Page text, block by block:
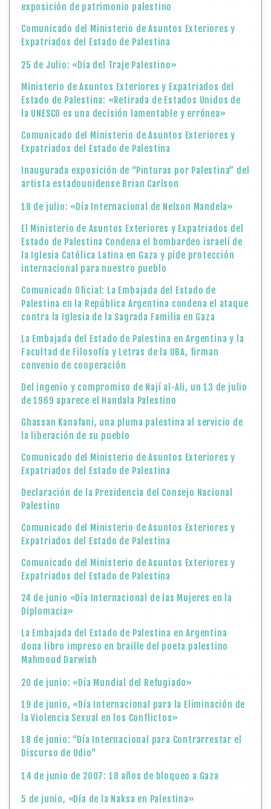
exposición de patrimonio palestino
Comunicado del Ministerio de Asuntos Exteriores y
Expatriados del Estado de Palestina
25 de Julio: «Día del Traje Palestino»
Ministerio de Asuntos Exteriores y Expatriados del
Estado de Palestina: «Retirada de Estados Unidos de
la UNESCO es una decisión lamentable y errónea»
Comunicado del Ministerio de Asuntos Exteriores y
Expatriados del Estado de Palestina
Inaugurada exposición de “Pinturas por Palestina” del
artista estadounidense Brian Carlson
18 de julio: «Día Internacional de Nelson Mandela»
El Ministerio de Asuntos Exteriores y Expatriados del
Estado de Palestina Condena el bombardeo israelí de
la Iglesia Católica Latina en Gaza y pide protección
internacional para nuestro pueblo
Comunicado Oficial: La Embajada del Estado de
Palestina en la República Argentina condena el ataque
contra la Iglesia de la Sagrada Familia en Gaza
La Embajada del Estado de Palestina en Argentina y la
Facultad de Filosofía y Letras de la UBA, firman
convenio de cooperación
Del ingenio y compromiso de Nají al-Ali, un 13 de julio
de 1969 aparece el Handala Palestino
Ghassan Kanafani, una pluma palestina al servicio de
la liberación de su pueblo
Comunicado del Ministerio de Asuntos Exteriores y
Expatriados del Estado de Palestina
Declaración de la Presidencia del Consejo Nacional
Palestino
Comunicado del Ministerio de Asuntos Exteriores y
Expatriados del Estado de Palestina
Comunicado del Ministerio de Asuntos Exteriores y
Expatriados del Estado de Palestina
24 de junio «Día Internacional de las Mujeres en la
Diplomacia»
La Embajada del Estado de Palestina en Argentina
dona libro impreso en braille del poeta palestino
Mahmoud Darwish
20 de junio: «Día Mundial del Refugiado»
19 de junio, «Día Internacional para la Eliminación de
la Violencia Sexual en los Conflictos»
18 de junio: “Día Internacional para Contrarrestar el
Discurso de Odio”
14 de junio de 2007: 18 años de bloqueo a Gaza
5 de junio, «Día de la Naksa en Palestina»